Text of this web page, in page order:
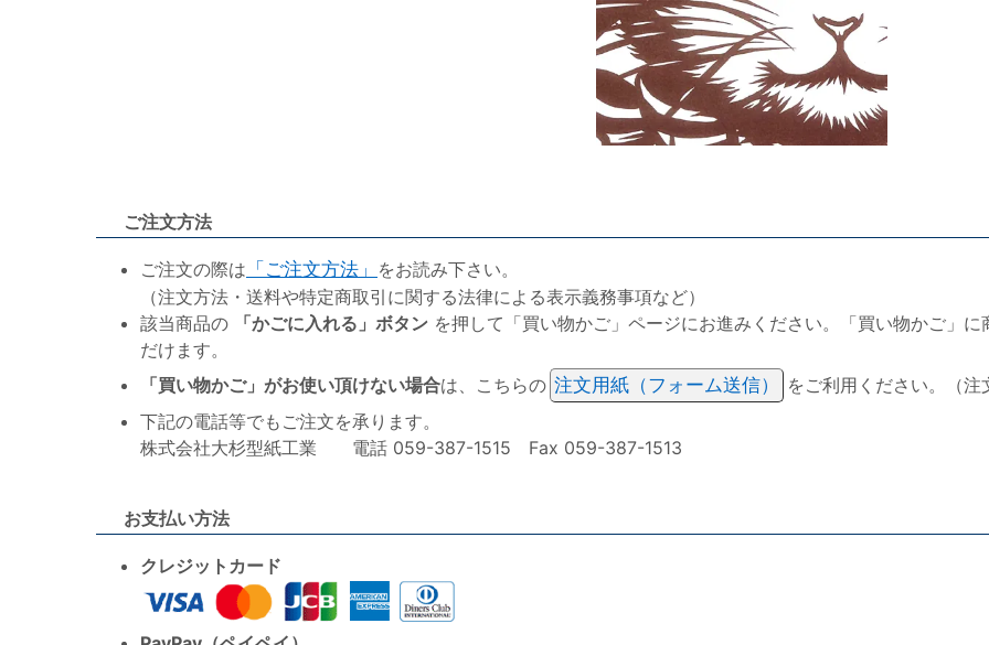
ご注文方法
ご注文の際は 「ご注文方法」 をお読み下さい。
（注文方法・送料や特定商取引に関する法律による表示義務事項など）
該当商品の
「かごに入れる」ボタン を押して「買い物かご」ページにお進みください。「買い物かご」
だけます。
「買い物かご」がお使い頂けない場合は、こちらの 注文用紙（フォーム送信）
をご利用ください。（注
下記の電話等でもご注文を承ります。
株式会社大杉型紙工業 電話 059-387-1515 Fax 059-387-1513
お支払い方法
クレジットカード